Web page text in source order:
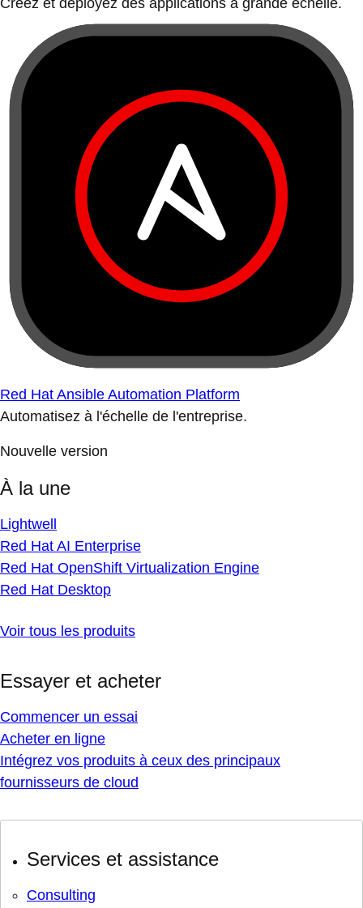
Créez et déployez des applications à grande échelle.
Red Hat Ansible Automation Platform
Automatisez à l'échelle de l'entreprise.
Nouvelle version
À la une
Lightwell
Red Hat AI Enterprise
Red Hat OpenShift Virtualization Engine
Red Hat Desktop
Voir tous les produits
Essayer et acheter
Commencer un essai
Acheter en ligne
Intégrez vos produits à ceux des principaux
fournisseurs de cloud
Services et assistance
Consulting